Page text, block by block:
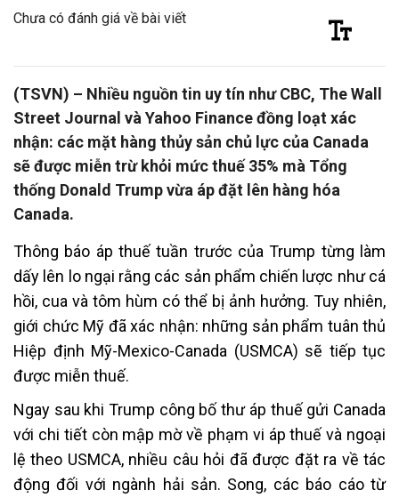
Chưa có đánh giá về bài viết
(TSVN) – Nhiều nguồn tin uy tín như CBC, The Wall
Street Journal và Yahoo Finance đồng loạt xác
nhận: các mặt hàng thủy sản chủ lực của Canada
sẽ được miễn trừ khỏi mức thuế 35% mà Tổng
thống Donald Trump vừa áp đặt lên hàng hóa
Canada.
Thông báo áp thuế tuần trước của Trump từng làm
dấy lên lo ngại rằng các sản phẩm chiến lược như cá
hồi, cua và tôm hùm có thể bị ảnh hưởng. Tuy nhiên,
giới chức Mỹ đã xác nhận: những sản phẩm tuân thủ
Hiệp định Mỹ-Mexico-Canada (USMCA) sẽ tiếp tục
được miễn thuế.
Ngay sau khi Trump công bố thư áp thuế gửi Canada
với chi tiết còn mập mờ về phạm vi áp thuế và ngoại
lệ theo USMCA, nhiều câu hỏi đã được đặt ra về tác
động đối với ngành hải sản. Song, các báo cáo từ